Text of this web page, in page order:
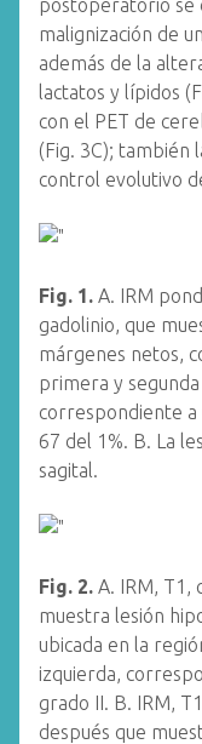
postoperatorio se
malignización de
además de la
lactatos y lípidos
con el PET de
(Fig. 3C); también
control evolutivo
Fig. 1. A. IRM
gadolinio, que
márgenes netos,
primera y
correspondiente a
67 del 1%. B. La
sagital.
Fig. 2. A. IRM, T1,
muestra lesión
ubicada en la
izquierda,
grado II. B. IRM,
después que